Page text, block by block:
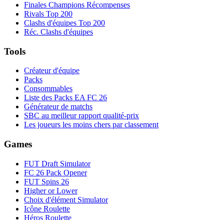
Finales Champions Récompenses
Rivals Top 200
Clashs d'équipes Top 200
Réc. Clashs d'équipes
Tools
Créateur d'équipe
Packs
Consommables
Liste des Packs EA FC 26
Générateur de matchs
SBC au meilleur rapport qualité-prix
Les joueurs les moins chers par classement
Games
FUT Draft Simulator
FC 26 Pack Opener
FUT Spins 26
Higher or Lower
Choix d'élément Simulator
Icône Roulette
Héros Roulette